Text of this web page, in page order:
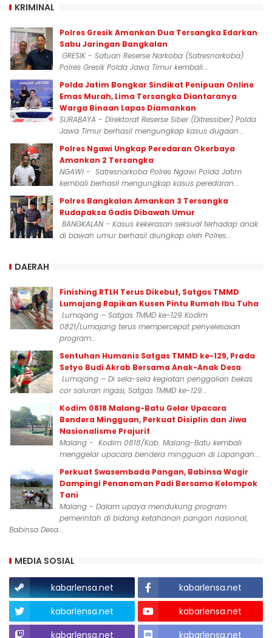
KRIMINAL
Polres Gresik Amankan Dua Tersangka Edarkan
Sabu Jaringan Bangkalan
GRESIK - Satuan Reserse Narkoba (Satresnarkoba)
Polres Gresik Polda Jawa Timur kembali...
Polda Jatim Bongkar Sindikat Penipuan Online
Emas Murah, Lima Tersangka Diantaranya
Warga Binaan Lapas Diamankan
SURABAYA - Direktorat Reserse Siber (Ditressiber) Polda
Jawa Timur berhasil mengungkap kasus dugaan...
Polres Ngawi Ungkap Peredaran Okerbaya
Amankan 2 Tersangka
NGAWI - Satresnarkoba Polres Ngawi Polda Jatim
kembali berhasil mengungkap kasus peredaran...
Polres Bangkalan Amankan 3 Tersangka
Rudapaksa Gadis Dibawah Umur
BANGKALAN - Kasus kekerasan seksual terhadap anak
di bawah umur berhasil diungkap oleh Polres...
DAERAH
Finishing RTLH Terus Dikebut, Satgas TMMD
Lumajang Rapikan Kusen Pintu Rumah Ibu Tuha
Lumajang – Satgas TMMD ke-129 Kodim
0821/Lumajang terus mempercepat penyelesaian
program...
Sentuhan Humanis Satgas TMMD ke-129, Prada
Setyo Budi Akrab Bersama Anak-Anak Desa
Lumajang – Di sela-sela kegiatan penggalian bekas
cor saluran irigasi, Satgas TMMD ke-129...
Kodim 0818 Malang-Batu Gelar Upacara
Bendera Mingguan, Perkuat Disiplin dan Jiwa
Nasionalisme Prajurit
Malang - Kodim 0818/Kab. Malang-Batu kembali
menggelar upacara bendera mingguan di Lapangan...
Perkuat Swasembada Pangan, Babinsa Wagir
Dampingi Penanaman Padi Bersama Kelompok
Tani
Malang - Dalam upaya mendukung program
pemerintah di bidang ketahanan pangan nasional,
Babinsa Desa...
MEDIA SOSIAL
kabarlensa.net
kabarlensa.net
kabarlensa.net
kabarlensa.net
kabarlensa.net
kabarlensa.net